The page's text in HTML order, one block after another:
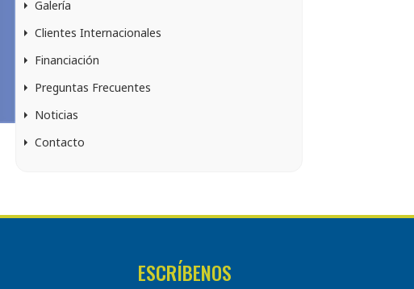
Galería
Clientes Internacionales
Financiación
Preguntas Frecuentes
Noticias
Contacto
ESCRÍBENOS